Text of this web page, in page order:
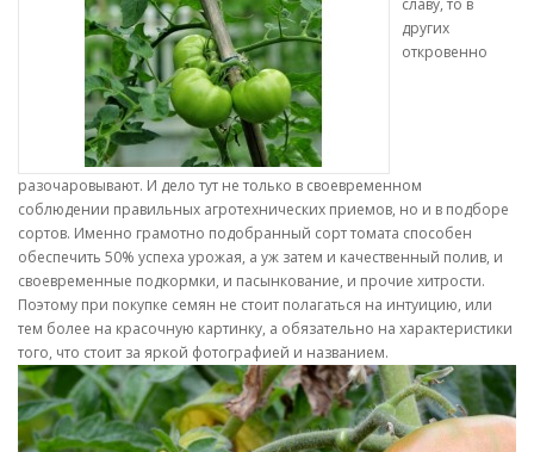
славу, то в
других
откровенно
разочаровывают. И дело тут не только в своевременном
соблюдении правильных агротехнических приемов, но и в подборе
сортов. Именно грамотно подобранный сорт томата способен
обеспечить 50% успеха урожая, а уж затем и качественный полив, и
своевременные подкормки, и пасынкование, и прочие хитрости.
Поэтому при покупке семян не стоит полагаться на интуицию, или
тем более на красочную картинку, а обязательно на характеристики
того, что стоит за яркой фотографией и названием.